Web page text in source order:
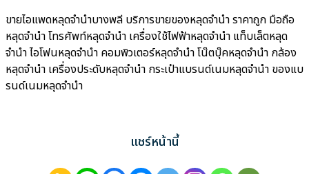
ขายไอแพดหลุดจำนำบางพลี บริการขายของหลุดจำนำ ราคาถูก มือถือ
หลุดจำนำ โทรศัพท์หลุดจำนำ เครื่องใช้ไฟฟ้าหลุดจำนำ แท็บเล็ตหลุด
จำนำ ไอโฟนหลุดจำนำ คอมพิวเตอร์หลุดจำนำ โน๊ตบุ๊คหลุดจำนำ กล้อง
หลุดจำนำ เครื่องประดับหลุดจำนำ กระเป๋าแบรนด์เนมหลุดจำนำ ของแบ
รนด์เนมหลุดจำนำ
แชร์หน้านี้